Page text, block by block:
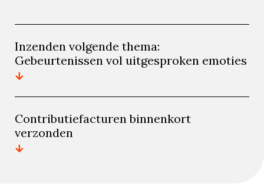
Inzenden volgende thema:
Gebeurtenissen vol uitgesproken emoties
Contributiefacturen binnenkort
verzonden